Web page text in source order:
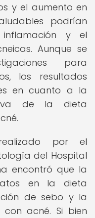
y el aumento en
podrían
y el
Aunque se
para
los resultados
en cuanto a la
de la dieta
por el
del Hospital
encontró que la
en la dieta
de sebo y la
acné. Si bien